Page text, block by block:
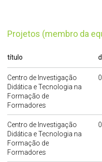
Projetos (membro da
título
Centro de Investigação
Didática e Tecnologia na
Formação de
Formadores
Centro de Investigação
Didática e Tecnologia na
Formação de
Formadores